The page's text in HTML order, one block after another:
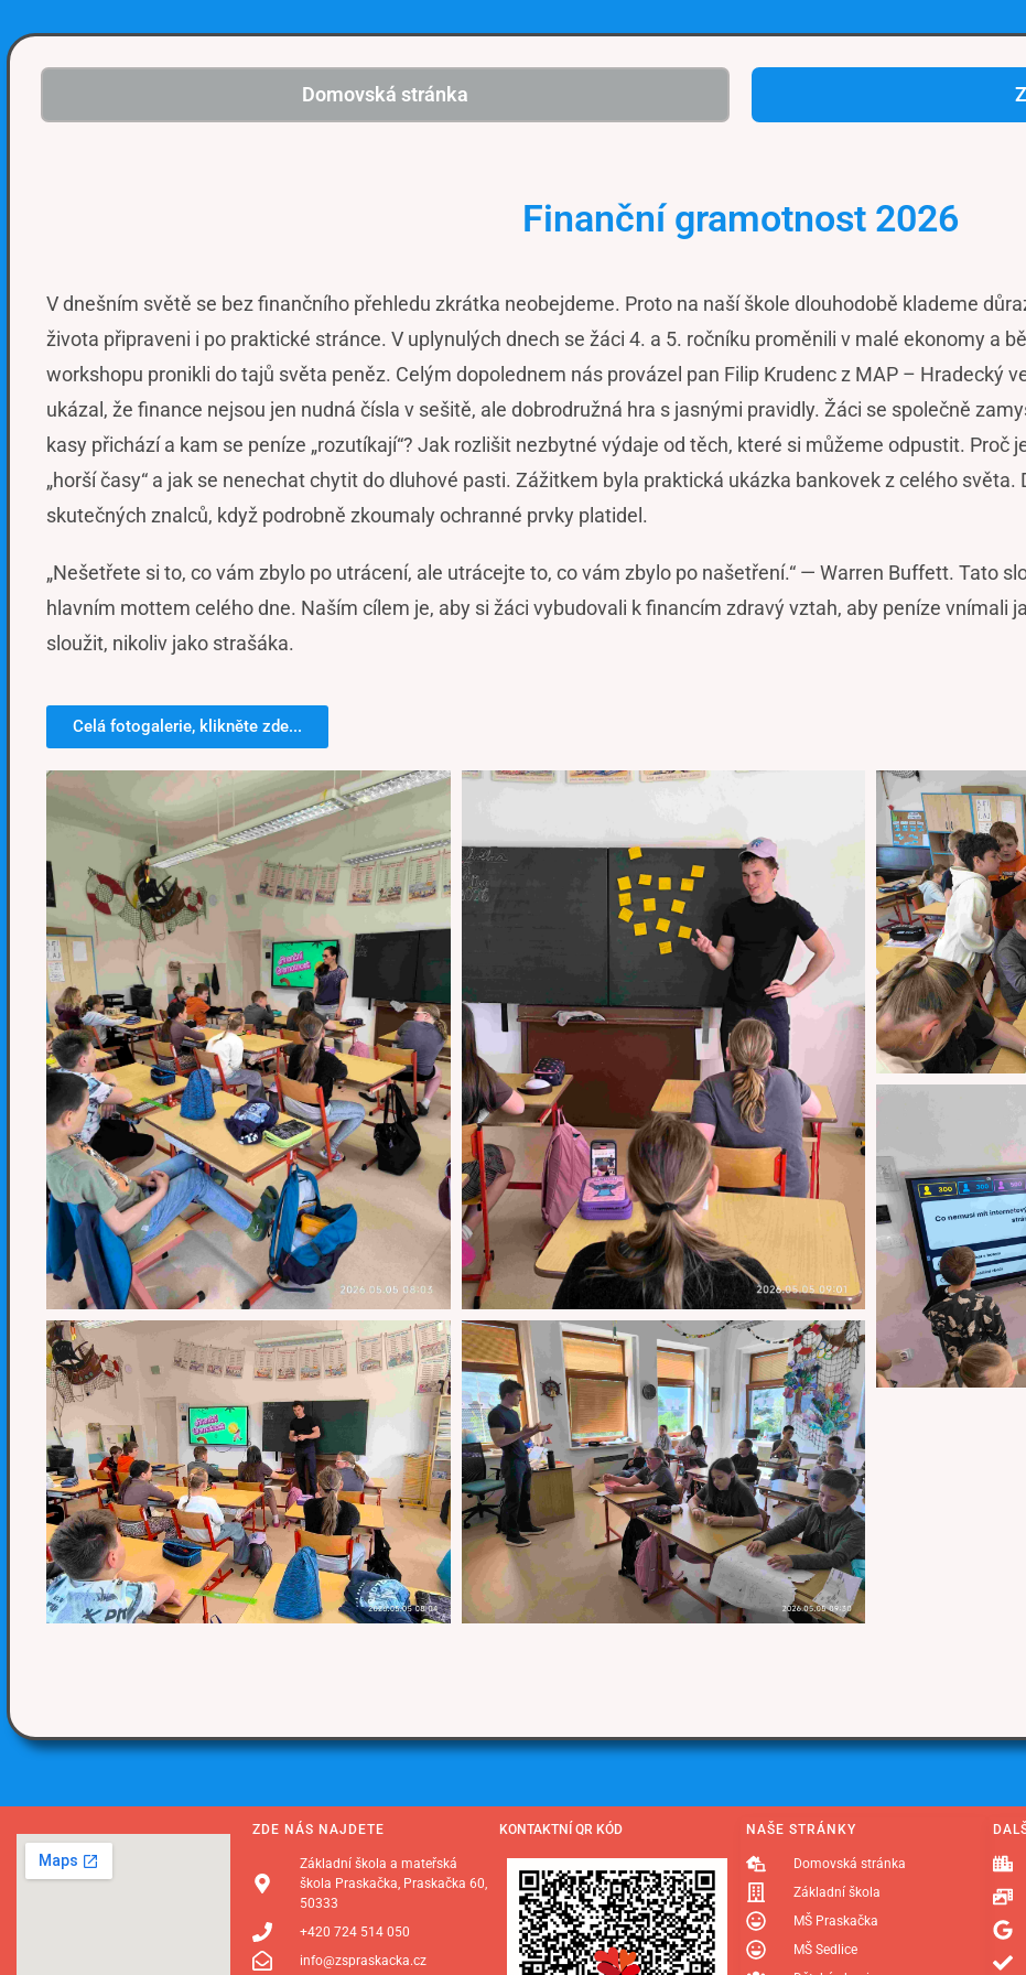
Domovská stránka
Finanční gramotnost 2026
V dnešním světě se bez finančního přehledu zkrátka neobejdeme. Proto na naší škole dlouhodobě klademe
života připraveni i po praktické stránce. V uplynulých dnech se žáci 4. a 5. ročníku proměnili v malé ekonomy a
workshopu pronikli do tajů světa peněz. Celým dopolednem nás provázel pan Filip Krudenc z MAP – Hradecký
ukázal, že finance nejsou jen nudná čísla v sešitě, ale dobrodružná hra s jasnými pravidly. Žáci se společně
kasy přichází a kam se peníze „rozutíkají“? Jak rozlišit nezbytné výdaje od těch, které si můžeme odpustit. Proč
„horší časy“ a jak se nenechat chytit do dluhové pasti. Zážitkem byla praktická ukázka bankovek z celého světa.
skutečných znalců, když podrobně zkoumaly ochranné prvky platidel.
„Nešetřete si to, co vám zbylo po utrácení, ale utrácejte to, co vám zbylo po našetření.“ — Warren Buffett. Tato
hlavním mottem celého dne. Naším cílem je, aby si žáci vybudovali k financím zdravý vztah, aby peníze vnímali
sloužit, nikoliv jako strašáka.
Celá fotogalerie, klikněte zde...
ZDE NÁS NAJDETE
Základní škola a mateřská
škola Praskačka, Praskačka 60,
50333
+420 724 514 050
info@zspraskacka.cz
KONTAKTNÍ QR KÓD NAŠE STRÁNKY
Domovská stránka
Základní škola
MŠ Praskačka
MŠ Sedlice